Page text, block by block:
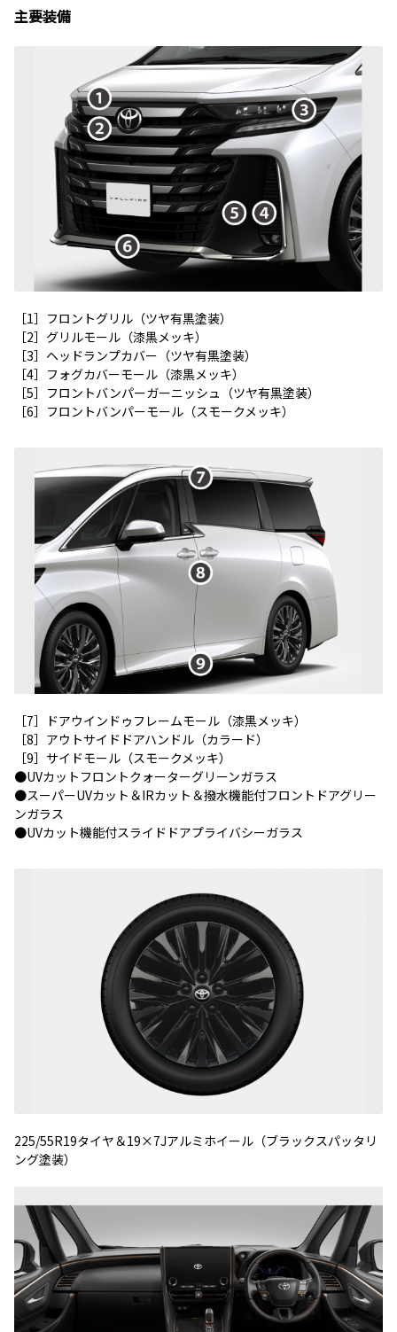
主要装備
［1］フロントグリル（ツヤ有黒塗装）
［2］グリルモール（漆黒メッキ）
［3］ヘッドランプカバー（ツヤ有黒塗装）
［4］フォグカバーモール（漆黒メッキ）
［5］フロントバンパーガーニッシュ（ツヤ有黒塗装）
［6］フロントバンパーモール（スモークメッキ）
［7］ドアウインドゥフレームモール（漆黒メッキ）
［8］アウトサイドドアハンドル（カラード）
［9］サイドモール（スモークメッキ）
●UVカットフロントクォーターグリーンガラス
●スーパーUVカット＆IRカット＆撥水機能付フロントドアグリー
ンガラス
●UVカット機能付スライドドアプライバシーガラス
225/55R19タイヤ＆19×7Jアルミホイール（ブラックスパッタリ
ング塗装）